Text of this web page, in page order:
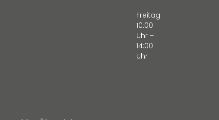
Freitag
10:00
Uhr –
14:00
Uhr